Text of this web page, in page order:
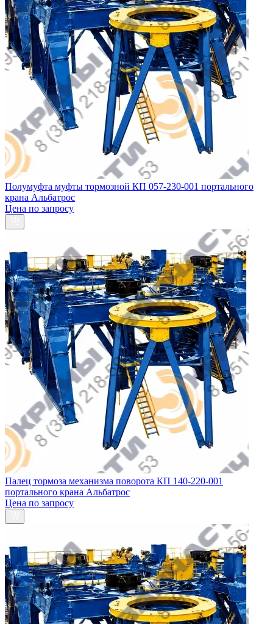
Полумуфта муфты тормозной КП 057-230-001 портального
крана Альбатрос
Цена по запросу
Палец тормоза механизма поворота КП 140-220-001
портального крана Альбатрос
Цена по запросу